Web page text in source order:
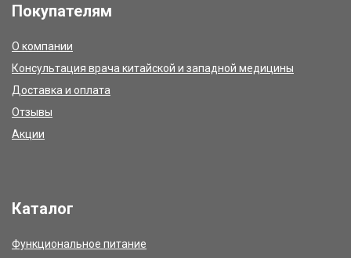
Покупателям
О компании
Консультация врача китайской и западной медицины
Доставка и оплата
Отзывы
Акции
Каталог
Функциональное питание